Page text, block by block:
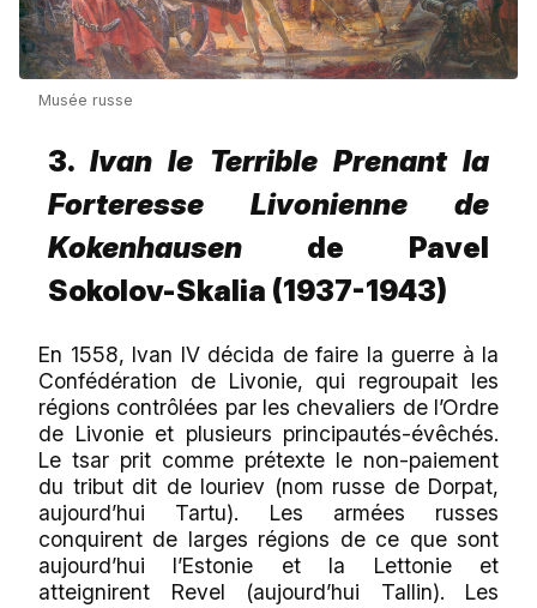
Musée russe
3.Ivan le Terrible Prenant la
Forteresse Livonienne de
Kokenhausen de Pavel
Sokolov-Skalia (1937-1943)
En 1558, Ivan IV décida de faire la guerre à la
Confédération de Livonie, qui regroupait les
régions contrôlées par les chevaliers de l’Ordre
de Livonie et plusieurs principautés-évêchés.
Le tsar prit comme prétexte le non-paiement
du tribut dit de Iouriev (nom russe de Dorpat,
aujourd’hui Tartu). Les armées russes
conquirent de larges régions de ce que sont
aujourd’hui l’Estonie et la Lettonie et
atteignirent Revel (aujourd’hui Tallin). Les